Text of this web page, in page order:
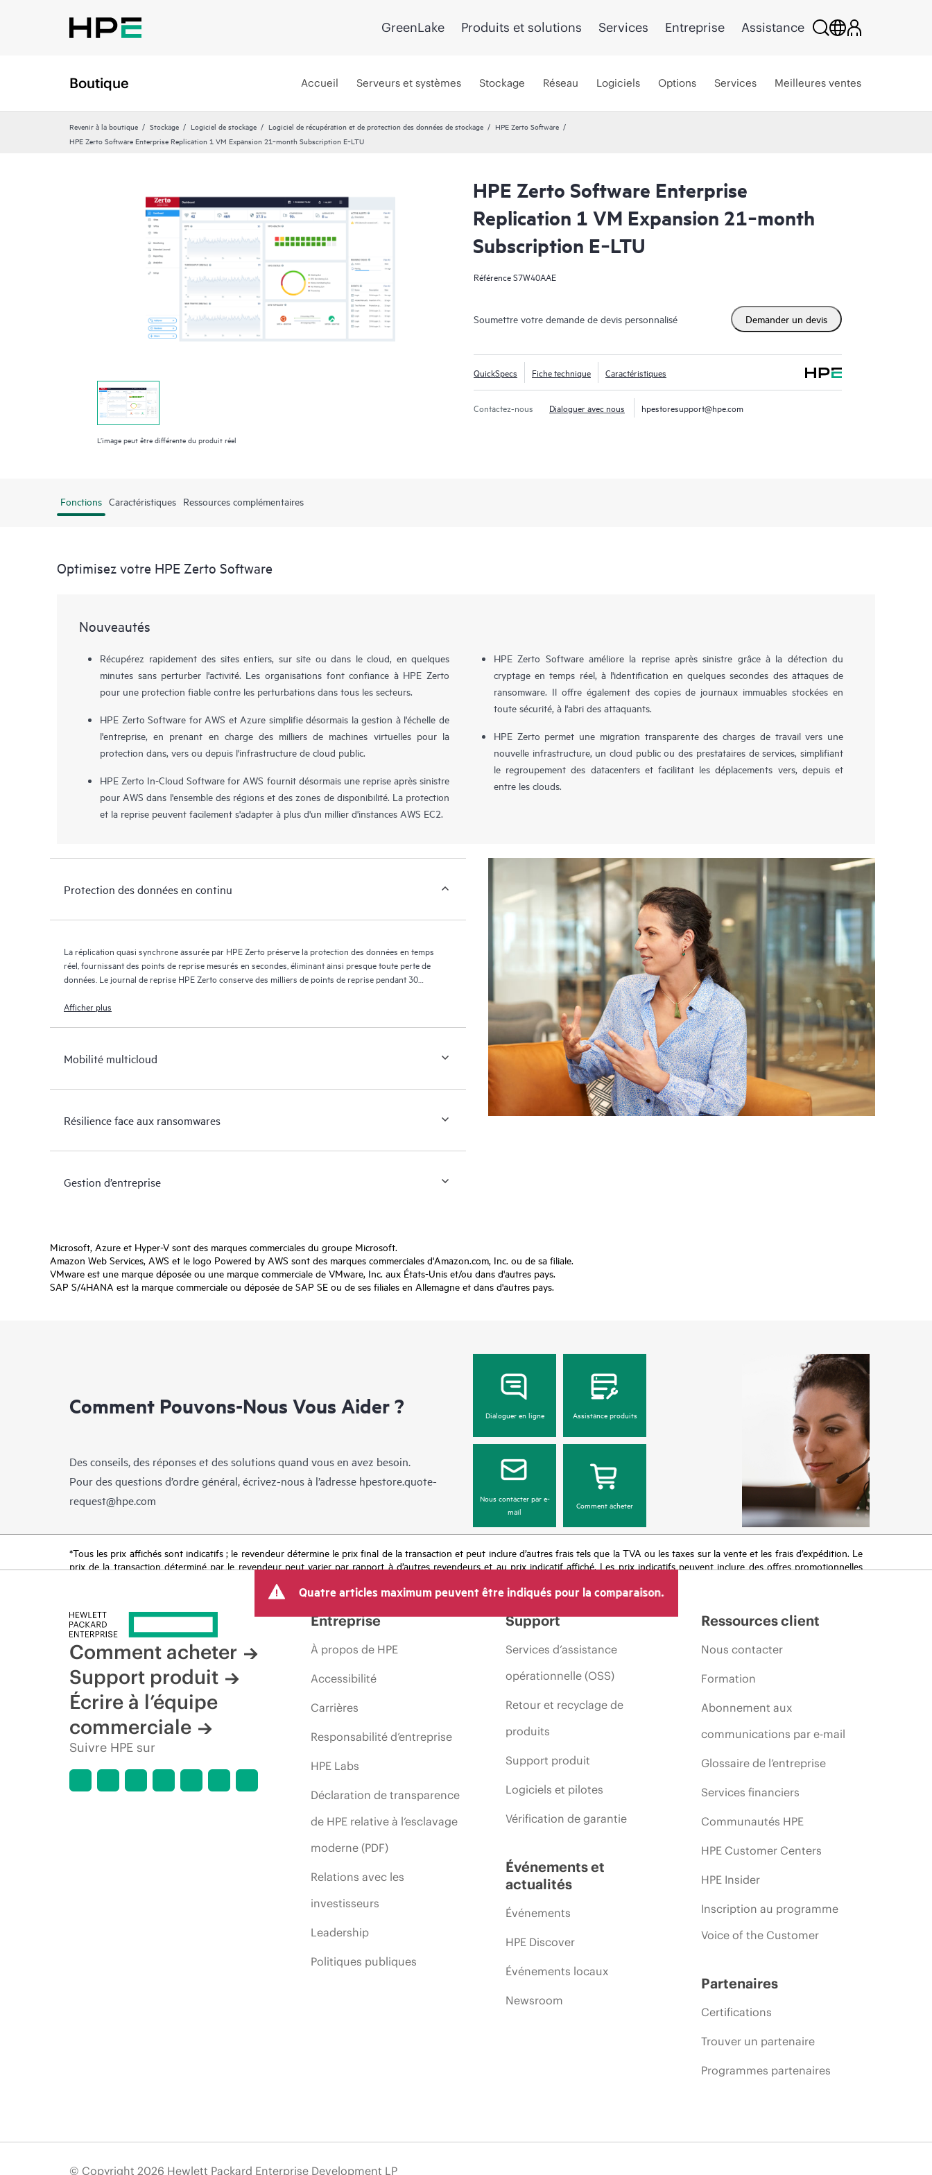
GreenLake Produits et solutions Services Entreprise Assistance
Boutique Accueil Serveurs et systèmes Stockage Réseau Logiciels Options Services Meilleures ventes
Revenir à la boutique Stockage Logiciel de stockage Logiciel de récupération et de protection des données de stockage
HPE Zerto Software
HPE Zerto Software Enterprise Replication 1 VM Expansion 21‑month Subscription E‑LTU
L’image peut être différente du produit réel
HPE Zerto Software Enterprise
Replication 1 VM Expansion 21‑month
Subscription E‑LTU
RéférenceS7W40AAE
Soumettre votre demande de devis personnalisé Demander un devis
QuickSpecs Fiche technique Caractéristiques
Contactez-nous Dialoguer avec nous hpestoresupport@hpe.com
Fonctions Caractéristiques Ressources complémentaires
Optimisez votre HPE Zerto Software
Nouveautés
Récupérez rapidement des sites entiers, sur site ou dans le cloud, en quelques
minutes sans perturber l'activité. Les organisations font confiance à HPE Zerto
pour une protection fiable contre les perturbations dans tous les secteurs.
HPE Zerto Software for AWS et Azure simplifie désormais la gestion à l'échelle de
l'entreprise, en prenant en charge des milliers de machines virtuelles pour la
protection dans, vers ou depuis l'infrastructure de cloud public.
HPE Zerto In-Cloud Software for AWS fournit désormais une reprise après sinistre
pour AWS dans l'ensemble des régions et des zones de disponibilité. La protection
et la reprise peuvent facilement s'adapter à plus d'un millier d'instances AWS EC2.
HPE Zerto Software améliore la reprise après sinistre grâce à la détection du
cryptage en temps réel, à l'identification en quelques secondes des attaques de
ransomware. Il offre également des copies de journaux immuables stockées en
toute sécurité, à l'abri des attaquants.
HPE Zerto permet une migration transparente des charges de travail vers une
nouvelle infrastructure, un cloud public ou des prestataires de services, simplifiant
le regroupement des datacenters et facilitant les déplacements vers, depuis et
entre les clouds.
Protection des données en continu
La réplication quasi synchrone assurée par HPE Zerto préserve la protection des données en temps
réel, fournissant des points de reprise mesurés en secondes, éliminant ainsi presque toute perte de
données. Le journal de reprise HPE Zerto conserve des milliers de points de reprise pendant 30
Afficher plus
Mobilité multicloud
Résilience face aux ransomwares
Gestion d’entreprise
Microsoft, Azure et Hyper-V sont des marques commerciales du groupe Microsoft.
Amazon Web Services, AWS et le logo Powered by AWS sont des marques commerciales d'Amazon.com, Inc. ou de sa filiale.
VMware est une marque déposée ou une marque commerciale de VMware, Inc. aux États-Unis et/ou dans d'autres pays.
SAP S/4HANA est la marque commerciale ou déposée de SAP SE ou de ses filiales en Allemagne et dans d'autres pays.
Comment Pouvons-Nous Vous Aider ?
Des conseils, des réponses et des solutions quand vous en avez besoin.
Pour des questions d’ordre général, écrivez-nous à l’adresse hpestore.quote-
request@hpe.com
Dialoguer en ligne Assistance produits
Nous contacter par e-
mail
Comment acheter
*Tous les prix affichés sont indicatifs ; le revendeur détermine le prix final de la transaction et peut inclure d’autres frais tels que la TVA ou les taxes sur la vente et les frais d’expédition. Le
prix de la transaction déterminé par le revendeur peut varier par rapport à d’autres revendeurs et au prix indicatif affiché. Les prix indicatifs peuvent inclure des offres promotionnelles
produit, la disponibilité restreinte d’un produit, la fin d’une période de promotion et des erreurs dans les publicités.
Quatre articles maximum peuvent être indiqués pour la comparaison.
Comment acheter
Support produit
Écrire à l’équipe
commerciale
Suivre HPE sur
Entreprise
À propos de HPE
Accessibilité
Carrières
Responsabilité d’entreprise
HPE Labs
Déclaration de transparence
de HPE relative à l’esclavage
moderne (PDF)
Relations avec les
investisseurs
Leadership
Politiques publiques
Support
Services d’assistance
opérationnelle (OSS)
Retour et recyclage de
produits
Support produit
Logiciels et pilotes
Vérification de garantie
Événements et
actualités
Événements
HPE Discover
Événements locaux
Newsroom
Ressources client
Nous contacter
Formation
Abonnement aux
communications par e-mail
Glossaire de l’entreprise
Services financiers
Communautés HPE
HPE Customer Centers
HPE Insider
Inscription au programme
Voice of the Customer
Partenaires
Certifications
Trouver un partenaire
Programmes partenaires
© Copyright 2026 Hewlett Packard Enterprise Development LP